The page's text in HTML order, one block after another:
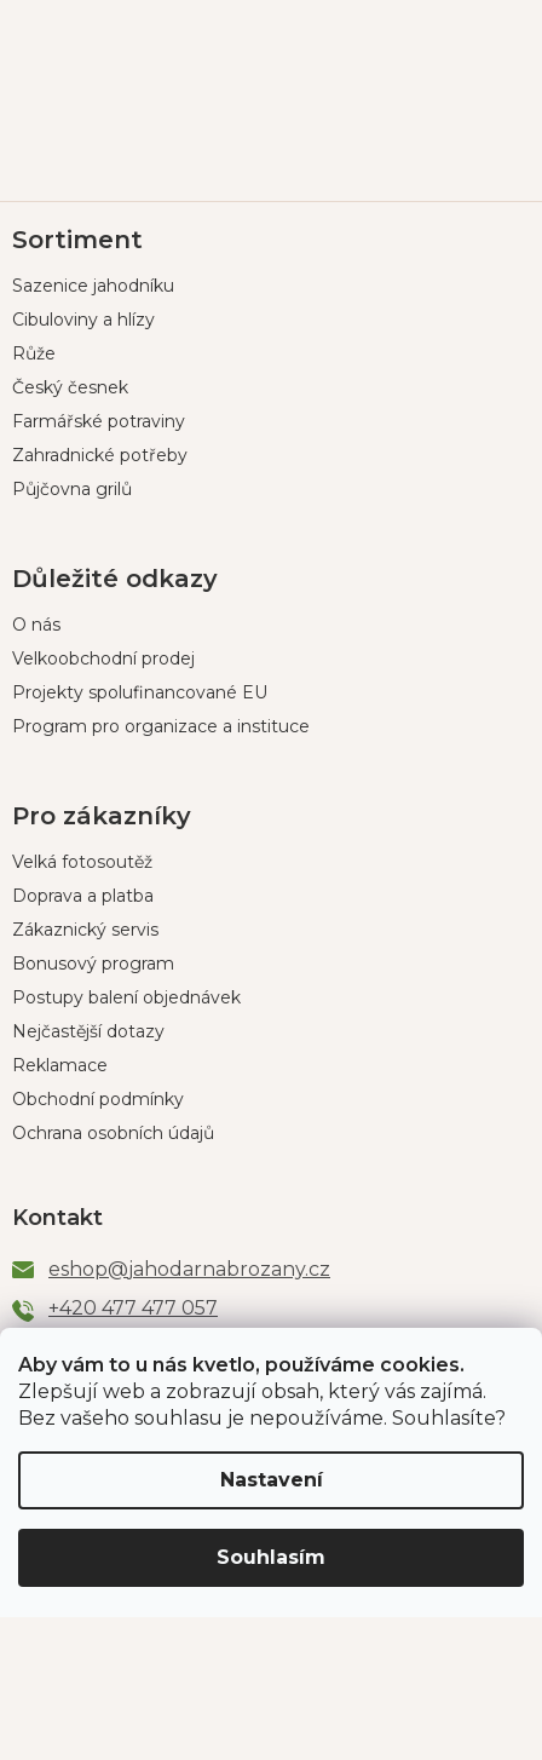
Aby vám to u nás kvetlo, používáme cookies.
Zlepšují web a zobrazují obsah, který vás zajímá.
Bez vašeho souhlasu je nepoužíváme. Souhlasíte?
Nastavení
Souhlasím
á
a
Sortiment
Sazenice jahodníku
Cibuloviny a hlízy
Růže
Český česnek
Farmářské potraviny
Zahradnické potřeby
Půjčovna grilů
Důležité odkazy
O nás
Velkoobchodní prodej
Projekty spolufinancované EU
Program pro organizace a instituce
Pro zákazníky
Velká fotosoutěž
Doprava a platba
Zákaznický servis
Bonusový program
Postupy balení objednávek
Nejčastější dotazy
Reklamace
Obchodní podmínky
Ochrana osobních údajů
Kontakt
eshop@jahodarnabrozany.cz
+420 477 477 057
Odběr newsletteru
PŘIHLÁSIT SE